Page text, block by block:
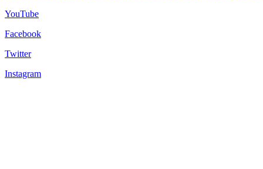
YouTube
Facebook
Twitter
Instagram